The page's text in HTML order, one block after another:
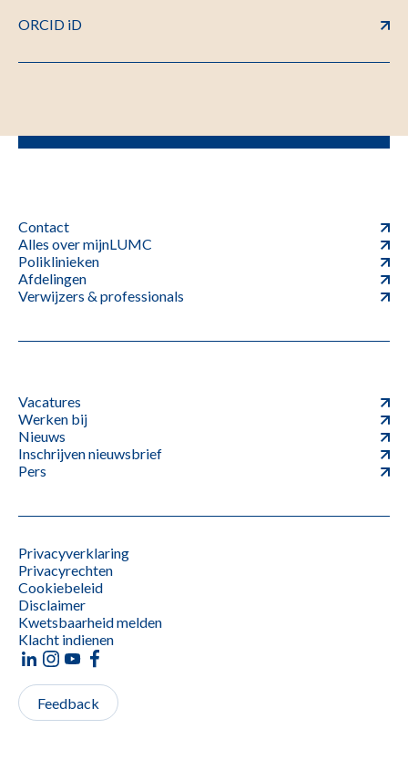
ORCID iD
Contact
Alles over mijnLUMC
Poliklinieken
Afdelingen
Verwijzers & professionals
Vacatures
Werken bij
Nieuws
Inschrijven nieuwsbrief
Pers
Privacyverklaring
Privacyrechten
Cookiebeleid
Disclaimer
Kwetsbaarheid melden
Klacht indienen
Feedback